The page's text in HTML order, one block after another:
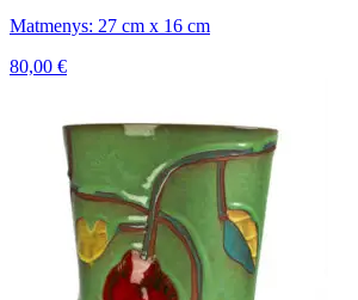
Matmenys: 27 cm x 16 cm
80,00 €